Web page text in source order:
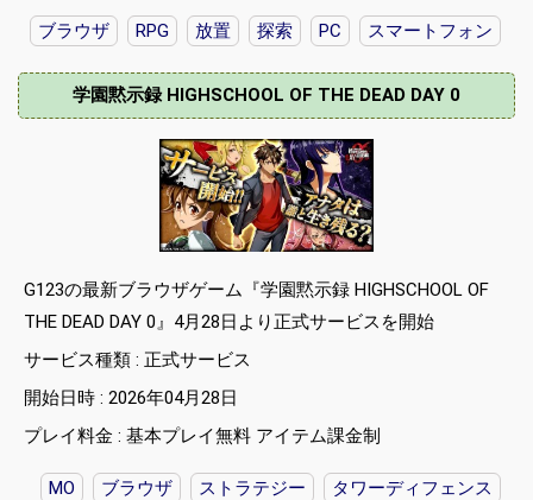
ブラウザ RPG 放置 探索 PC スマートフォン
学園黙示録 HIGHSCHOOL OF THE DEAD DAY 0
G123の最新ブラウザゲーム『学園黙示録 HIGHSCHOOL OF
THE DEAD DAY 0』4月28日より正式サービスを開始
サービス種類 : 正式サービス
開始日時 : 2026年04月28日
プレイ料金 : 基本プレイ無料 アイテム課金制
MO ブラウザ ストラテジー
タワーディフェンス